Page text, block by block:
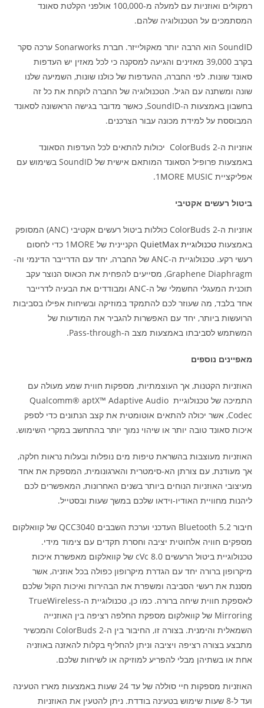
רמקולים ואוזניות עם למעלה מ-100,000 אולפני הקלטת סאונד
המסתמכים על הטכנולוגיה שלהם.
SoundID הוא הרבה יותר מאקולייזר. חברת Sonarworks ערכה סקר
בקרב 39,000 מאזינים והגיעה למסקנה כי לכל מאזין יש העדפות
סאונד שונות. לפי החברה, ההעדפות של כולנו שונות, השמיעה שלנו
שונה ומשתנה עם הגיל. הטכנולוגיה של החברה לוקחת את כל זה
בחשבון באמצעות ה-SoundID, כאשר מדובר בגישה הראשונה לסאונד
המבוססת על למידת מכונה עבור הצרכנים.
אוזניות ה-ColorBuds 2 יכולות להתאים לכל העדפות הסאונד
באמצעות פרופיל הסאונד המותאם אישית של SoundID בשימוש עם
אפליקציית 1MORE MUSIC.
ביטול רעשים אקטיבי
אוזניות ה-ColorBuds 2 כוללות ביטול רעשים אקטיבי (ANC) המסופק
באמצעות טכנולוגיית QuietMax
הקניינית של 1MORE כדי לחסום
רעשי רקע. טכנולוגיית ה-ANC של החברה, יחד עם הדרייבר הדינמי וה-
Graphene Diaphragm, מסייעים להפחית את הכאוס הנוצר עקב
תוכנית המעגלי החשמלי של ה-ANC ומבודדים את הבעיה לדרייבר
אחד בלבד, מה שעוזר לכם להתמקד במוזיקה ובשיחות אפילו בסביבות
הרועשות ביותר, יחד עם האפשרות להגביר את המודעות של
המשתמש לסביבתו באמצעות מצב ה-Pass-through.
מאפיינים נוספים
האוזניות הקטנות, אך העוצמתיות, מספקות חווית שמע מעולה עם
התמיכה של טכנולוגיית Qualcomm® aptX™ Adaptive Audio
Codec, אשר יכולה להתאים אוטומטית את קצב הנתונים כדי לספק
איכות סאונד טובה יותר או שיהוי נמוך יותר בהתחשב במקרי השימוש.
האוזניות מעוצבות בהשראת טיפות מים נופלות ובעלות נראות חלקה,
אך מעודנת, עם צורתן הא-סימטרית והארגונומית, המספקת את אחד
מעיצובי האוזניות הנוחים ביותר בשנים האחרונות, המאפשרים לכם
ליהנות מחוויית האודיו-וידאו שלכם במשך שעות ובסטייל.
חיבור Bluetooth 5.2 העדכני וערכת השבבים QCC3040 של קוואלקום
מספקים חוויה אלחוטית יציבה וחסרת תקדים עם צימוד מידי.
טכנולוגיית ביטול הרעשים cVc 8.0 של קוואלקום מאפשרת איכות
מיקרופון ברורה יחד עם הגדרת מיקרופון כפולה בכל אוזניה, אשר
מסננת את רעשי הסביבה ומשפרת את הבהירות ואיכות הקול שלכם
לאספקת חווית שיחה ברורה. כמו כן, טכנולוגיית ה-TrueWireless
Mirroring של קוואלקום מספקת החלפה רציפה בין האוזנייה
השמאלית והימנית. בצורה זו, החיבור בין ה-ColorBuds 2 והמכשיר
מתבצע בצורה רציפה ויציבה וניתן להחליף בקלות להאזנה באוזניה
אחת או בשתיהן מבלי להפריע למוזיקה או לשיחות שלכם.
האוזניות מספקות חיי סוללה של עד 24 שעות באמצעות מארז הטעינה
ועד ל-8 שעות שימוש בטעינה בודדת. ניתן להטעין את האוזניות